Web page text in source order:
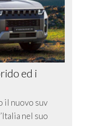
ed i
il nuovo suv
nel suo